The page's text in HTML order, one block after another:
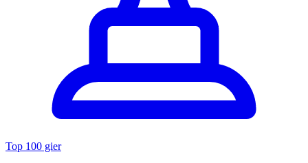
Top 100 gier